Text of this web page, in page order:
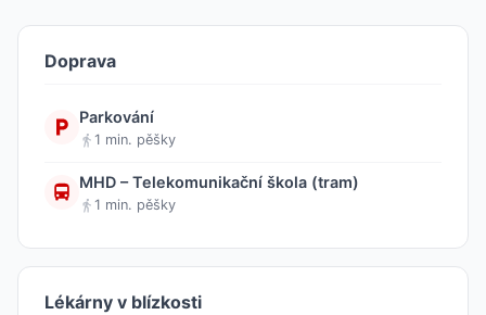
Doprava
Parkování
1 min. pěšky
MHD – Telekomunikační škola (tram)
1 min. pěšky
Lékárny v blízkosti